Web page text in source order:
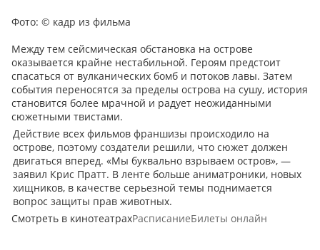
Фото: © кадр из фильма
Между тем сейсмическая обстановка на острове
оказывается крайне нестабильной. Героям предстоит
спасаться от вулканических бомб и потоков лавы. Затем
события переносятся за пределы острова на сушу, история
становится более мрачной и радует неожиданными
сюжетными твистами.
Действие всех фильмов франшизы происходило на
острове, поэтому создатели решили, что сюжет должен
двигаться вперед. «Мы буквально взрываем остров», —
заявил Крис Пратт. В ленте больше аниматроники, новых
хищников, в качестве серьезной темы поднимается
вопрос защиты прав животных.
Смотреть в кинотеатрахРасписаниеБилеты онлайн